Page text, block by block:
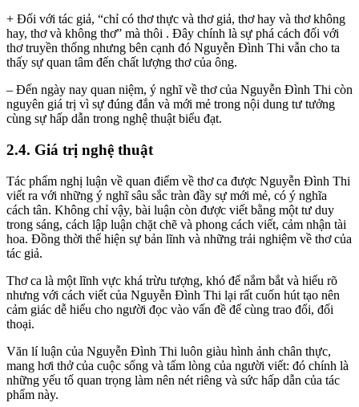
+ Đối với tác giả, “chỉ có thơ thực và thơ giả, thơ hay và thơ không
hay, thơ và không thơ” mà thôi . Đây chính là sự phá cách đối với
thơ truyền thống nhưng bên cạnh đó Nguyễn Đình Thi vẫn cho ta
thấy sự quan tâm đến chất lượng thơ của ông.
– Đến ngày nay quan niệm, ý nghĩ về thơ của Nguyễn Đình Thi còn
nguyên giá trị vì sự đúng đắn và mới mẻ trong nội dung tư tưởng
cùng sự hấp dẫn trong nghệ thuật biểu đạt.
2.4. Giá trị nghệ thuật
Tác phẩm nghị luận về quan điểm về thơ ca được Nguyễn Đình Thi
viết ra với những ý nghĩ sâu sắc tràn đầy sự mới mẻ, có ý nghĩa
cách tân. Không chỉ vậy, bài luận còn được viết bằng một tư duy
trong sáng, cách lập luận chặt chẽ và phong cách viết, cảm nhận tài
hoa. Đồng thời thể hiện sự bản lĩnh và những trải nghiệm về thơ của
tác giả.
Thơ ca là một lĩnh vực khá trừu tượng, khó để nắm bắt và hiểu rõ
nhưng với cách viết của Nguyễn Đình Thi lại rất cuốn hút tạo nên
cảm giác dễ hiểu cho người đọc vào vấn đề để cùng trao đổi, đối
thoại.
Văn lí luận của Nguyễn Đình Thi luôn giàu hình ảnh chân thực,
mang hơi thở của cuộc sống và tấm lòng của người viết: đó chính là
những yếu tố quan trọng làm nên nét riêng và sức hấp dẫn của tác
phẩm này.